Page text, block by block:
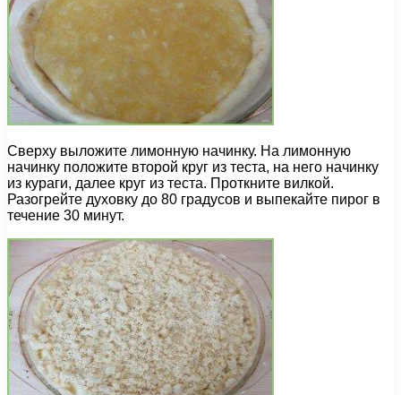
Сверху выложите лимонную начинку. На лимонную
начинку положите второй круг из теста, на него начинку
из кураги, далее круг из теста. Проткните вилкой.
Разогрейте духовку до 80 градусов и выпекайте пирог в
течение 30 минут.